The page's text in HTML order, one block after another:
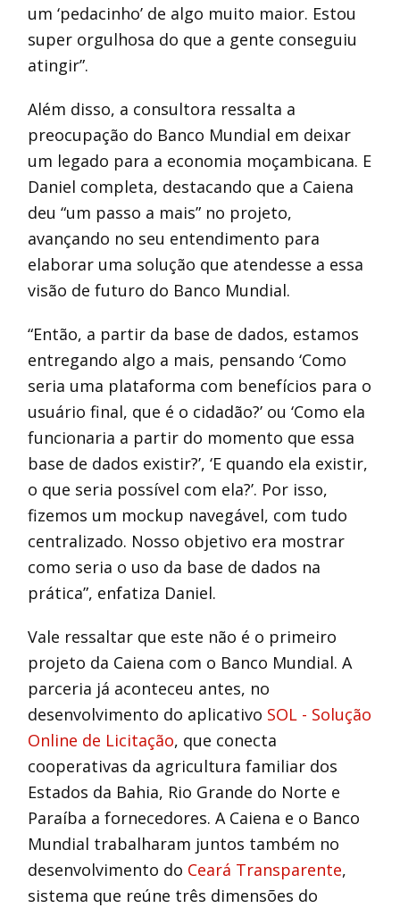
um ‘pedacinho’ de algo muito maior. Estou
super orgulhosa do que a gente conseguiu
atingir”.
Além disso, a consultora ressalta a
preocupação do Banco Mundial em deixar
um legado para a economia moçambicana. E
Daniel completa, destacando que a Caiena
deu “um passo a mais” no projeto,
avançando no seu entendimento para
elaborar uma solução que atendesse a essa
visão de futuro do Banco Mundial.
“Então, a partir da base de dados, estamos
entregando algo a mais, pensando ‘Como
seria uma plataforma com benefícios para o
usuário final, que é o cidadão?’ ou ‘Como ela
funcionaria a partir do momento que essa
base de dados existir?’, ‘E quando ela existir,
o que seria possível com ela?’. Por isso,
fizemos um mockup navegável, com tudo
centralizado. Nosso objetivo era mostrar
como seria o uso da base de dados na
prática”, enfatiza Daniel.
Vale ressaltar que este não é o primeiro
projeto da Caiena com o Banco Mundial. A
parceria já aconteceu antes, no
desenvolvimento do aplicativo SOL - Solução
Online de Licitação, que conecta
cooperativas da agricultura familiar dos
Estados da Bahia, Rio Grande do Norte e
Paraíba a fornecedores. A Caiena e o Banco
Mundial trabalharam juntos também no
desenvolvimento do Ceará Transparente,
sistema que reúne três dimensões do